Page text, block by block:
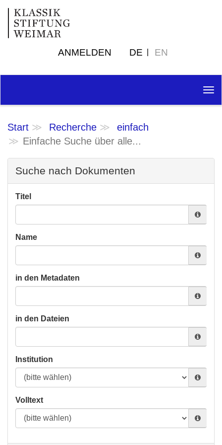
ANMELDEN DE EN
Start Recherche
einfach
Einfache Suche über alle...
Suche nach Dokumenten
Titel
Name
in den Metadaten
in den Dateien
Institution
Volltext